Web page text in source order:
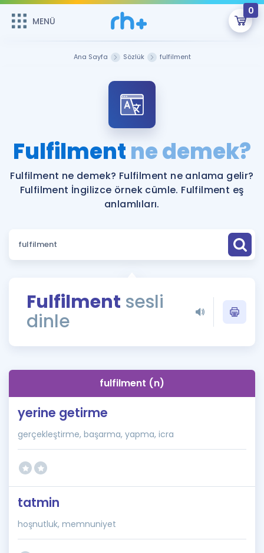
MENÜ
0
ÜYE DEĞİLİM
Sepetin Şu An Boş.
Remzi Hoca ile seni sınava hazırlayacak onlarca eğitim seni
bekliyor!
MENÜ
Faydalı Araçlar
Sözlük
Rehberlik Aracı
ÖSYM Sınav Takvimi
İngilizce Gramer
Hakkımızda
Ana Sayfa Sözlük fulfilment
Fulfilmentne demek?
Fulfilment ne demek? Fulfilment ne anlama gelir?
Fulfilment İngilizce örnek cümle. Fulfilment eş
anlamlıları.
Fulfilment sesli
dinle
fulfilment (n)
yerine getirme
gerçekleştirme, başarma, yapma, icra
tatmin
hoşnutluk, memnuniyet